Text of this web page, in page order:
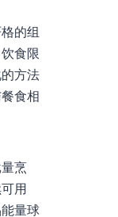
的组
食限
方法
食相
烹
用
量球